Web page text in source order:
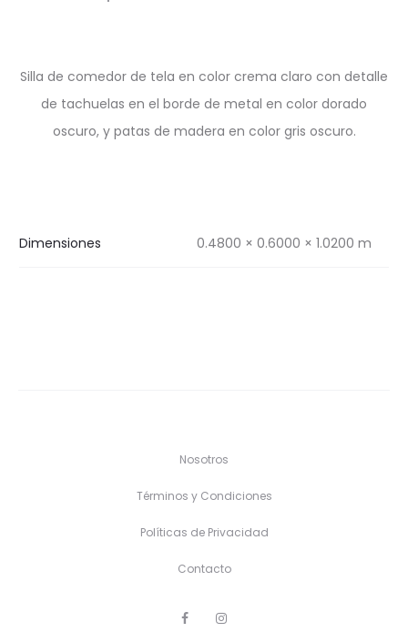
Silla de comedor de tela en color crema claro con detalle
de tachuelas en el borde de metal en color dorado
oscuro, y patas de madera en color gris oscuro.
Dimensiones 0.4800 × 0.6000 × 1.0200 m
Nosotros
Términos y Condiciones
Políticas de Privacidad
Contacto